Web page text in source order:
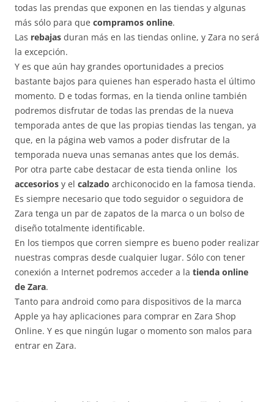
todas las prendas que exponen en las tiendas y algunas
más sólo para que compramos online.
Las rebajas duran más en las tiendas online, y Zara no será
la excepción.
Y es que aún hay grandes oportunidades a precios
bastante bajos para quienes han esperado hasta el último
momento. D e todas formas, en la tienda online también
podremos disfrutar de todas las prendas de la nueva
temporada antes de que las propias tiendas las tengan, ya
que, en la página web vamos a poder disfrutar de la
temporada nueva unas semanas antes que los demás.
Por otra parte cabe destacar de esta tienda online los
accesorios y el calzado archiconocido en la famosa tienda.
Es siempre necesario que todo seguidor o seguidora de
Zara tenga un par de zapatos de la marca o un bolso de
diseño totalmente identificable.
En los tiempos que corren siempre es bueno poder realizar
nuestras compras desde cualquier lugar. Sólo con tener
conexión a Internet podremos acceder a la tienda online
de Zara.
Tanto para android como para dispositivos de la marca
Apple ya hay aplicaciones para comprar en Zara Shop
Online. Y es que ningún lugar o momento son malos para
entrar en Zara.